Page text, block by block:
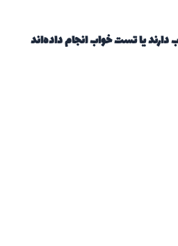
یا تست خواب انجام داده‌اند